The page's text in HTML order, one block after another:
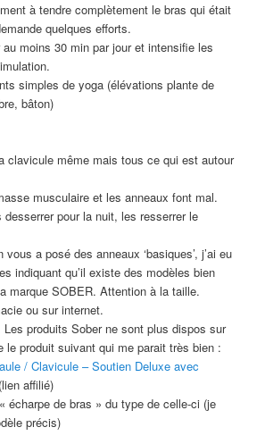
à tendre complètement le bras qui était
quelques efforts.
au moins 30 min par jour et intensifie les
simples de yoga (élévations plante de
bâton)
clavicule même mais tous ce qui est autour
musculaire et les anneaux font mal.
pour la nuit, les resserrer le
a posé des anneaux ‘basiques’, j’ai eu
indiquant qu’il existe des modèles bien
marque SOBER. Attention à la taille.
ou sur internet.
Les produits Sober ne sont plus dispos sur
le produit suivant qui me parait très bien :
/ Clavicule – Soutien Deluxe avec
(lien affilié)
écharpe de bras » du type de celle-ci (je
précis)